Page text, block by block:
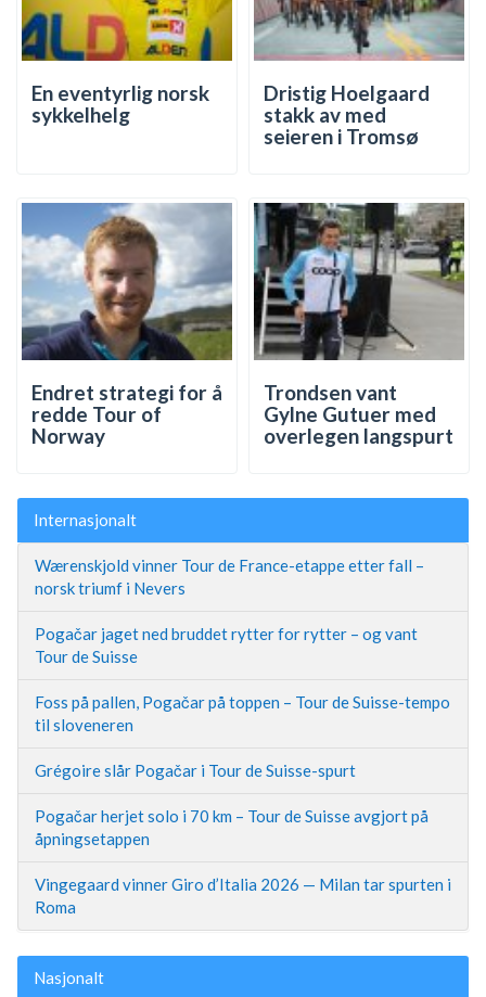
En eventyrlig norsk
sykkelhelg
Dristig Hoelgaard
stakk av med
seieren i Tromsø
Endret strategi for å
redde Tour of
Norway
Trondsen vant
Gylne Gutuer med
overlegen langspurt
Internasjonalt
Wærenskjold vinner Tour de France-etappe etter fall –
norsk triumf i Nevers
Pogačar jaget ned bruddet rytter for rytter – og vant
Tour de Suisse
Foss på pallen, Pogačar på toppen – Tour de Suisse-tempo
til sloveneren
Grégoire slår Pogačar i Tour de Suisse-spurt
Pogačar herjet solo i 70 km – Tour de Suisse avgjort på
åpningsetappen
Vingegaard vinner Giro d’Italia 2026 — Milan tar spurten i
Roma
Nasjonalt